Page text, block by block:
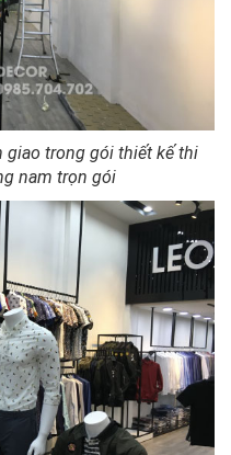
giao trong gói thiết kế thi
nam trọn gói